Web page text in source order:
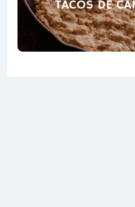
TACOS DE